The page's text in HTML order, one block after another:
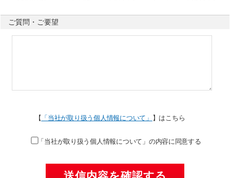
ご質問・ご要望
【 「当社が取り扱う個人情報について」 】はこちら
「当社が取り扱う個人情報について」の内容に同意する